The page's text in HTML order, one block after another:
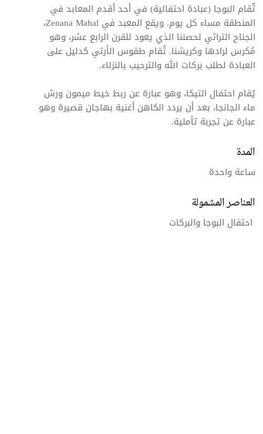
تُقام البوجا (عبادة احتفالية) في أحد أقدم المعابد في
المنطقة مساء كل يوم. ويقع المعبد في Zenana Mahal،
الجناح التراثي لحصننا الذي يعود للقرن الرابع عشر، وهو
مُكرس لرادها وكريشنا. تُقام طقوس الأرتي كدليل على
العبادة لطلب بركات الله والترحيب بالنزلاء.
يُقام احتفال التيكا، وهو عبارة عن ربط خيط ميمون ورش
ماء الجانجا، بعد أن يردد الكاهن أغنية بهاجان قصيرة وهو
عبارة عن تجربة تأملية.
المدة
ساعة واحدة
العناصر المشمولة
احتفال البوجا والبركات